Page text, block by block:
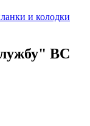
и колодки
ВС